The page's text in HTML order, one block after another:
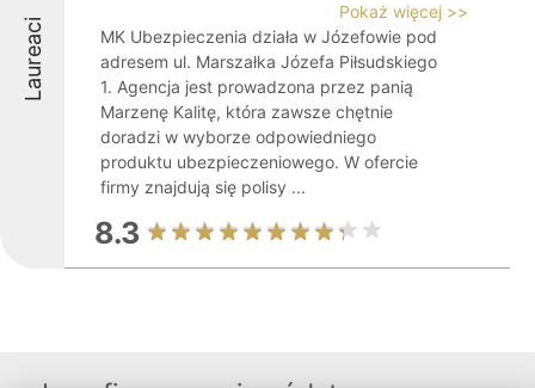
Laureaci
Pokaż więcej >>
MK Ubezpieczenia działa w Józefowie pod
adresem ul. Marszałka Józefa Piłsudskiego
1. Agencja jest prowadzona przez panią
Marzenę Kalitę, która zawsze chętnie
doradzi w wyborze odpowiedniego
produktu ubezpieczeniowego. W ofercie
firmy znajdują się polisy ...
8.3